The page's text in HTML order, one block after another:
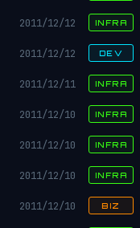
2011/12/12 INFRA
2011/12/12 DEV
2011/12/11 INFRA
2011/12/10 INFRA
2011/12/10 INFRA
2011/12/10 INFRA
2011/12/10 BIZ